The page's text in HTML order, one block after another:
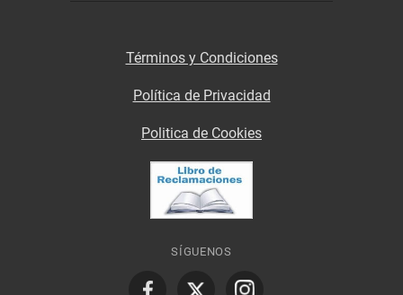
Términos y Condiciones
Política de Privacidad
Politica de Cookies
SÍGUENOS